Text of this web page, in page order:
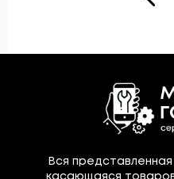
Вся
касающаяся